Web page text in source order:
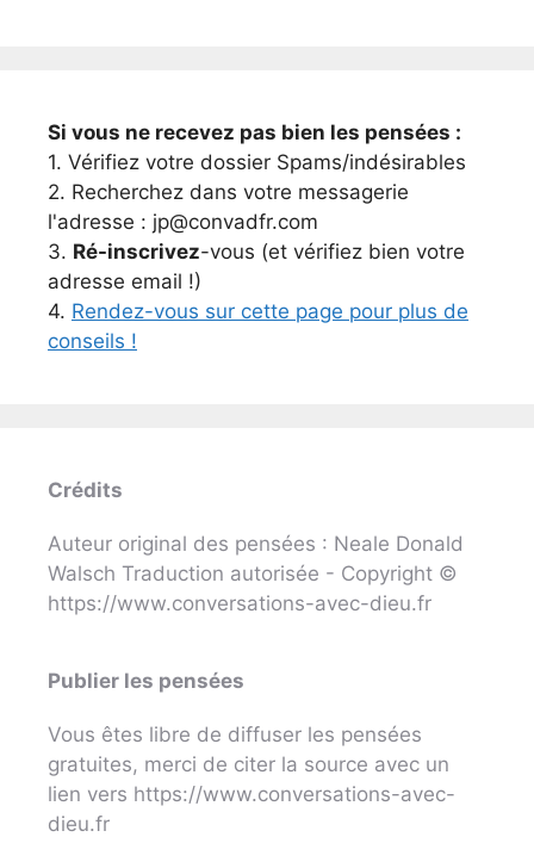
Si vous ne recevez pas bien les pensées :
1. Vérifiez votre dossier Spams/indésirables
2. Recherchez dans votre messagerie
l'adresse : jp@convadfr.com
3. Ré-inscrivez-vous (et vérifiez bien votre
adresse email !)
4. Rendez-vous sur cette page pour plus de
conseils !
Crédits
Auteur original des pensées : Neale Donald
Walsch Traduction autorisée - Copyright ©
https://www.conversations-avec-dieu.fr
Publier les pensées
Vous êtes libre de diffuser les pensées
gratuites, merci de citer la source avec un
lien vers https://www.conversations-avec-
dieu.fr